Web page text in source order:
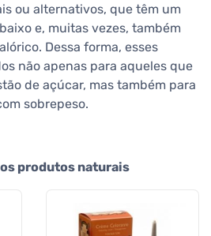
ou alternativos, que têm um
e, muitas vezes, também
Dessa forma, esses
não apenas para aqueles que
de açúcar, mas também para
sobrepeso.
produtos naturais